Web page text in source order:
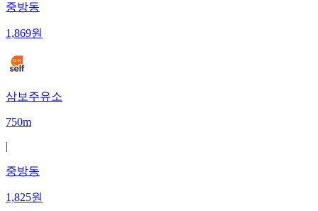
중방동
1,869원
삼보주유소
750m
|
중방동
1,825원